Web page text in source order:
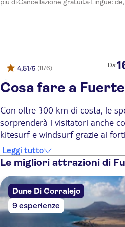
Broncemar Beach
EREZA MAR
Elba Palace Golf & Vital
Hotel Chatur Costa Caleta
RIU Palace Tres Islas
Las Marismas de Corralejo
4,51/5 (1176) Da:
Cosa fare a
Con oltre 300 km di costa, le
sorprenderà i visitatori anche
kitesurf e windsurf grazie ai
Sei attività ed escursioni
1. Scopri i pittoreschi villaggi
Perditi nel centro storico di
famoso per le sue imponenti
Esplora i paesaggi vulcanici
Gli amanti dell'avventura
Leggi tutto
Le migliori attrazioni di
Dune Di Corralejo
9 esperienze